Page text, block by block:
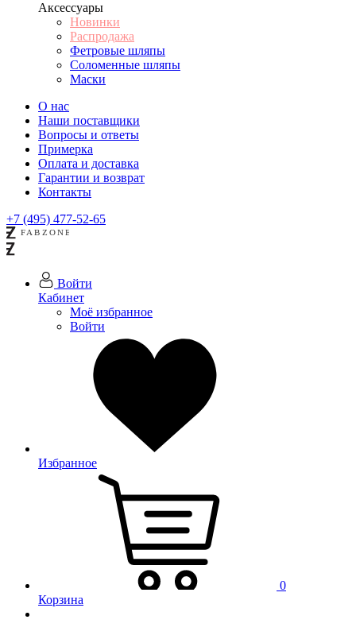
Аксессуары
Новинки
Распродажа
Фетровые шляпы
Соломенные шляпы
Маски
О нас
Наши поставщики
Вопросы и ответы
Примерка
Оплата и доставка
Гарантии и возврат
Контакты
+7 (495) 477-52-65
Войти
Кабинет
Моё избранное
Войти
Избранное
0
Корзина